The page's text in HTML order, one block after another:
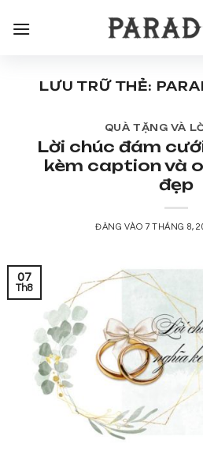
qua
LƯU TRỮ THẺ:
QUÀ TẶNG VÀ
Lời chúc đám
kèm caption và
đẹp
ĐĂNG VÀO 7 THÁNG 8,
07
Th8